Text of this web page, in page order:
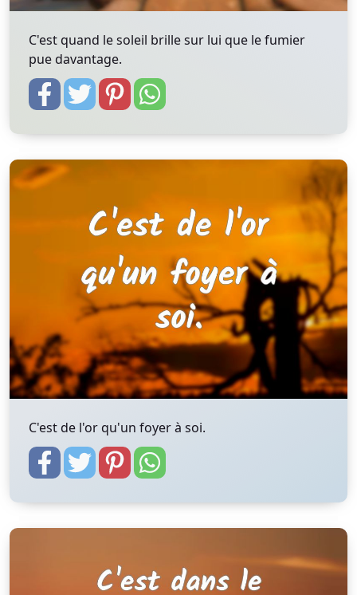
C'est quand le soleil brille sur lui que le fumier
pue davantage.
C'est de l'or qu'un foyer à soi.